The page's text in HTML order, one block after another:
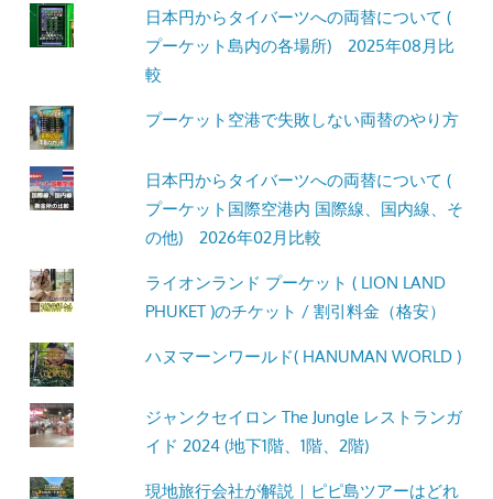
日本円からタイバーツへの両替について (
プーケット島内の各場所) 2025年08月比
較
プーケット空港で失敗しない両替のやり方
日本円からタイバーツへの両替について (
プーケット国際空港内 国際線、国内線、そ
の他) 2026年02月比較
ライオンランド プーケット ( LION LAND
PHUKET )のチケット / 割引料金（格安）
ハヌマーンワールド( HANUMAN WORLD )
ジャンクセイロン The Jungle レストランガ
イド 2024 (地下1階、1階、2階)
現地旅行会社が解説｜ピピ島ツアーはどれ